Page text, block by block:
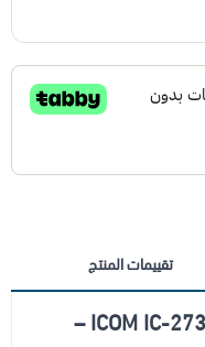
تقييمات المنتج
جهاز لاسلكي ICOM IC-2730E Black Edition –